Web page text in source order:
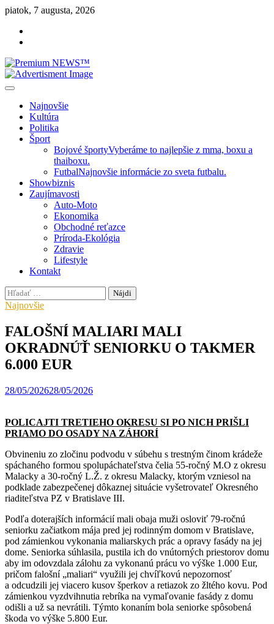
Skip
content
piatok, 7 augusta, 2026
Najnovšie
Kultúra
Politika
Šport
Bojové športyVyberáme to najlepšie z mma, boxu a
thaiboxu.
FutbalNajnovšie informácie zo sveta futbalu.
Showbiznis
Zaujímavosti
Auto-Moto
Ekonomika
Obchodné reťazce
Príroda-Ekológia
Zdravie
Lifestyle
Kontakt
Hľadať:
Najnovšie
FALOŠNÍ MALIARI MALI
OKRADNÚŤ SENIORKU O TAKMER
6.000 EUR
28/05/202628/05/2026
POLICAJTI TRETIEHO OKRESU SI PO NICH PRIŠLI
PRIAMO DO OSADY NA ZÁHORÍ
Obvineniu zo zločinu podvodu v súbehu s trestným činom krádeže
spáchaného formou spolupáchateľstva čelia 55-ročný M.O z okresu
Malacky a 30-ročný L.Ž. z okresu Malacky, ktorým vzniesol na
podklade zabezpečenej dôkaznej situácie vyšetrovateľ Okresného
riaditeľstva PZ v Bratislave III.
Podľa doterajších informácií mali obaja muži osloviť 79-ročnú
seniorku začiatkom mája pred jej rodinným domom v Bratislave,
pod zámienkou vykonania maliarskych prác a opravy fasády na jej
dome. Seniorka súhlasila, pustila ich do vnútorných priestorov domu
aby im odovzdala zálohu za vykonanú prácu vo výške 1.000 Eur,
pričom falošní „maliari“ využili jej chvíľkovú nepozornosť
a odcudzili jej viacero kusov šperkov a retiazok zo žltého kovu. Pod
zámienkou vyzdvihnutia rebríka na vymaľovanie fasády z domu
odišli a už sa nevrátili. Týmto konaním bola seniorke spôsobená
škoda vo výške 5.800 Eur.